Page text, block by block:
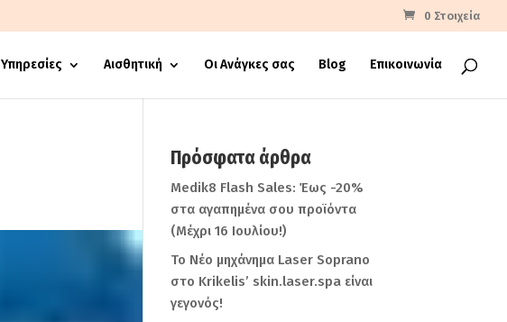
0 Στοιχεία
Υπηρεσίες Αισθητική Οι Ανάγκες σας Blog Επικοινωνία
Πρόσφατα άρθρα
Medik8 Flash Sales: Έως -20%
στα αγαπημένα σου προϊόντα
(Μέχρι 16 Ιουλίου!)
Το Νέο μηχάνημα Laser Soprano
στο Krikelis’ skin.laser.spa είναι
γεγονός!